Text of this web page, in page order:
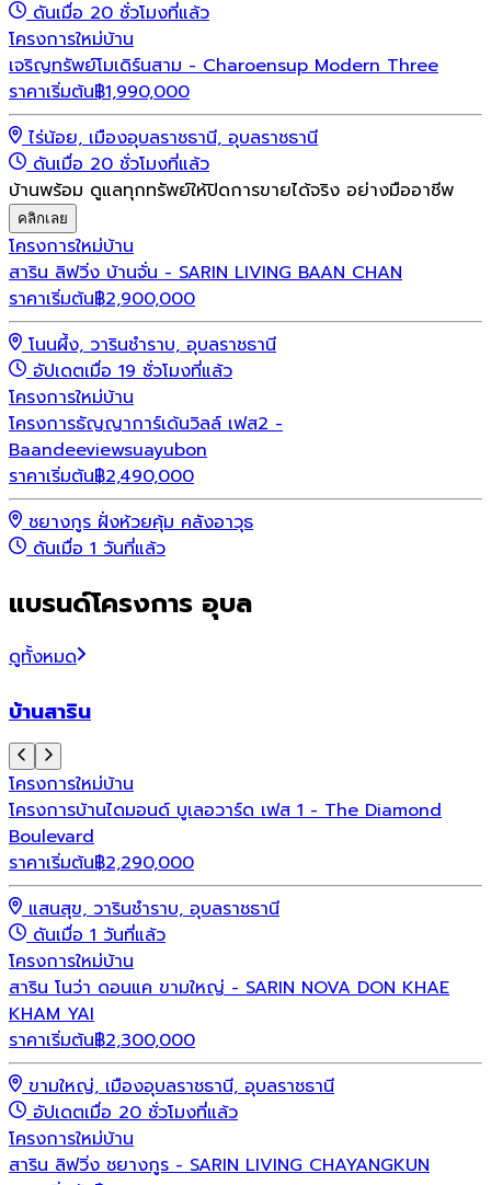
ดันเมื่อ 20 ชั่วโมงที่แล้ว
โครงการใหม่บ้าน
เจริญทรัพย์โมเดิร์นสาม - Charoensup Modern Three
ราคาเริ่มต้น฿1,990,000
ไร่น้อย, เมืองอุบลราชธานี, อุบลราชธานี
ดันเมื่อ 20 ชั่วโมงที่แล้ว
บ้านพร้อม ดูแลทุกทรัพย์ให้ปิดการขายได้จริง อย่างมืออาชีพ
คลิกเลย
โครงการใหม่บ้าน
สาริน ลิฟวิ่ง บ้านจั่น - SARIN LIVING BAAN CHAN
ราคาเริ่มต้น฿2,900,000
โนนผึ้ง, วารินชำราบ, อุบลราชธานี
อัปเดตเมื่อ 19 ชั่วโมงที่แล้ว
โครงการใหม่บ้าน
โครงการธัญญาการ์เด้นวิลล์ เฟส2 -
Baandeeviewsuayubon
ราคาเริ่มต้น฿2,490,000
ชยางกูร ฝั่งห้วยคุ้ม คลังอาวุธ
ดันเมื่อ 1 วันที่แล้ว
แบรนด์โครงการ อุบล
ดูทั้งหมด
บ้านสาริน
โครงการใหม่บ้าน
โครงการบ้านไดมอนด์ บูเลอวาร์ด เฟส 1 - The Diamond
Boulevard
ราคาเริ่มต้น฿2,290,000
แสนสุข, วารินชำราบ, อุบลราชธานี
ดันเมื่อ 1 วันที่แล้ว
โครงการใหม่บ้าน
สาริน โนว่า ดอนแค ขามใหญ่ - SARIN NOVA DON KHAE
KHAM YAI
ราคาเริ่มต้น฿2,300,000
ขามใหญ่, เมืองอุบลราชธานี, อุบลราชธานี
อัปเดตเมื่อ 20 ชั่วโมงที่แล้ว
โครงการใหม่บ้าน
สาริน ลิฟวิ่ง ชยางกูร - SARIN LIVING CHAYANGKUN